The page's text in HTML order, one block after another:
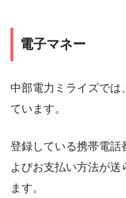
電子マネー
中部電力ミライズでは
ています。
登録している携帯電話
よびお支払い方法が
ます。